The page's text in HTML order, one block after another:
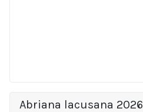
Abriana lacusana 2026